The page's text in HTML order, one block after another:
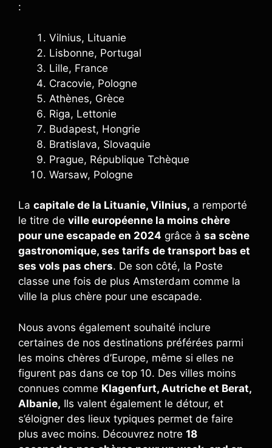
:
Vilnius, Lituanie
Lisbonne, Portugal
Lille, France
Cracovie, Pologne
Athènes, Grèce
Riga, Lettonie
Budapest, Hongrie
Bratislava, Slovaquie
Prague, République Tchèque
Warsaw, Pologne
La capitale de la Lituanie, Vilnius, a remporté
le titre de ville européenne la moins chère
pour une escapade en 2024 grâce à sa scène
gastronomique, ses tarifs de transport bas et
ses vols pas chers. De son côté, la Poste
classe une fois de plus Amsterdam comme la
ville la plus chère pour une escapade.
Nous avons également souhaité inclure
certaines de nos destinations préférées parmi
les moins chères d’Europe, même si elles ne
figurent pas dans ce top 10. Des villes moins
connues comme Klagenfurt, Autriche et Berat,
Albanie, Ils valent également le détour, et
s’éloigner des lieux typiques permet de faire
plus avec moins. Découvrez notre 18